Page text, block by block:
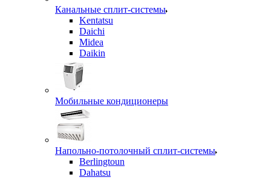
Канальные сплит-системы
Kentatsu
Daichi
Midea
Daikin
Мобильные кондиционеры
Напольно-потолочный сплит-системы
Berlingtoun
Dahatsu